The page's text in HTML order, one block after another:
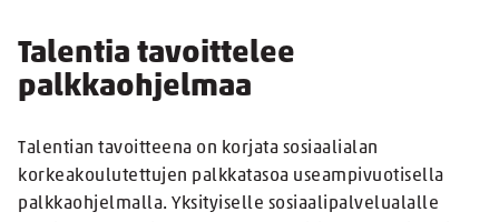
Talentia tavoittelee
palkkaohjelmaa
Talentian tavoitteena on korjata sosiaalialan
korkeakoulutettujen palkkatasoa useampivuotisella
palkkaohjelmalla. Yksityiselle sosiaalipalvelualalle